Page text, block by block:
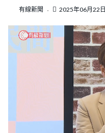
有線新聞 2025年06月22日